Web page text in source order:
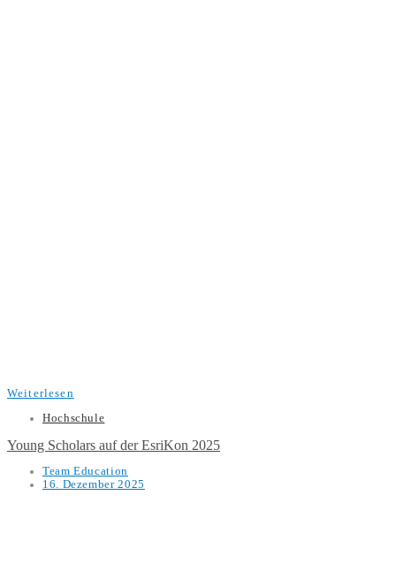
Weiterlesen
Hochschule
Young Scholars auf der EsriKon 2025
Team Education
16. Dezember 2025